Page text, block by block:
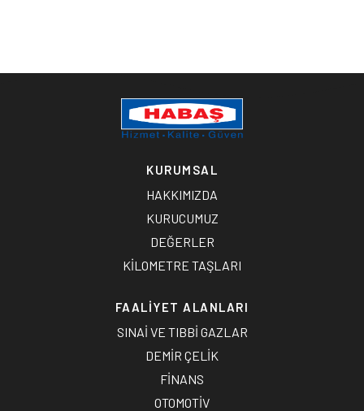
KURUMSAL
HAKKIMIZDA
KURUCUMUZ
DEĞERLER
KİLOMETRE TAŞLARI
FAALİYET ALANLARI
SINAİ VE TIBBİ GAZLAR
DEMİR ÇELİK
FİNANS
OTOMOTİV